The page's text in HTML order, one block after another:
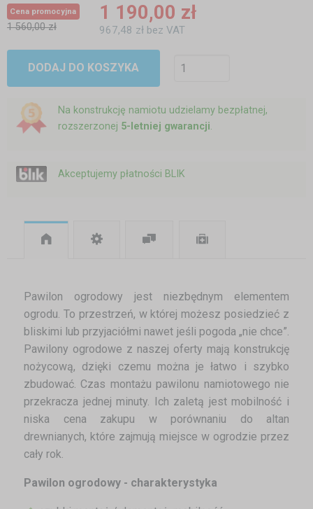
Cena promocyjna
1 560,00 zł
1 190,00 zł
967,48 zł bez VAT
DODAJ DO KOSZYKA
Na konstrukcję namiotu udzielamy bezpłatnej,
rozszerzonej 5-letniej gwarancji.
Akceptujemy płatności BLIK
Pawilon ogrodowy jest niezbędnym elementem
ogrodu. To przestrzeń, w której możesz posiedzieć z
bliskimi lub przyjaciółmi nawet jeśli pogoda „nie chce”.
Pawilony ogrodowe z naszej oferty mają konstrukcję
nożycową, dzięki czemu można je łatwo i szybko
zbudować. Czas montażu pawilonu namiotowego nie
przekracza jednej minuty. Ich zaletą jest mobilność i
niska cena zakupu w porównaniu do altan
drewnianych, które zajmują miejsce w ogrodzie przez
cały rok.
Pawilon ogrodowy - charakterystyka